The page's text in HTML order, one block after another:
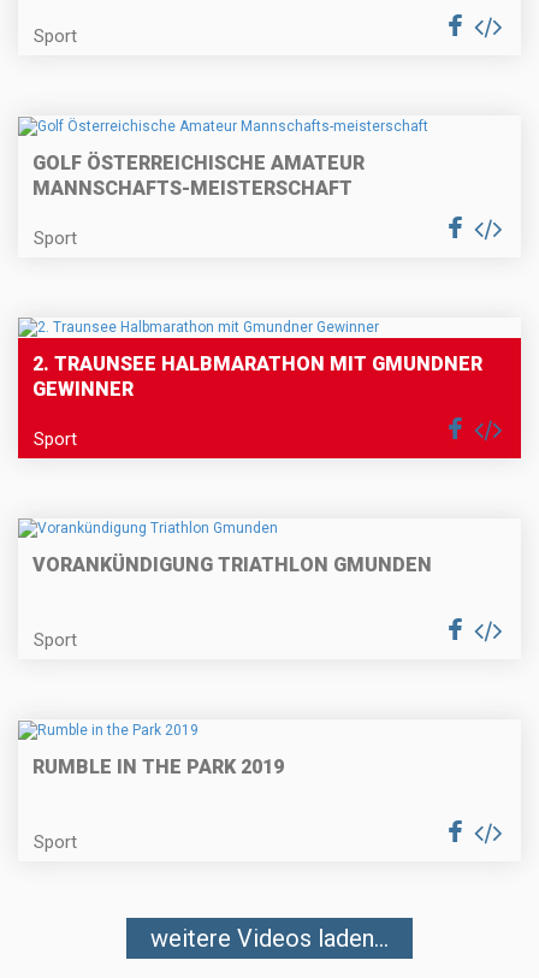
Sport
GOLF ÖSTERREICHISCHE AMATEUR
MANNSCHAFTS-MEISTERSCHAFT
Sport
2. TRAUNSEE HALBMARATHON MIT GMUNDNER
GEWINNER
Sport
VORANKÜNDIGUNG TRIATHLON GMUNDEN
Sport
RUMBLE IN THE PARK 2019
Sport
weitere Videos laden...